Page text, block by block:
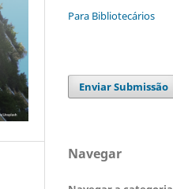
Para Bibliotecários
Enviar Submissão
Navegar